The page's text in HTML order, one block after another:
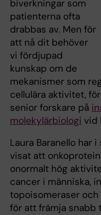
biverkningar som
patienterna ofta
drabbas av. Men för
att nå dit behöver
vi fördjupad
kunskap om de
mekanismer som
cellulära aktivitet,
senior forskare på
molekylärbiologi vid
Laura Baranello har
visat att
onormalt hög
cancer i människa,
topoisomeraser
för att främja snabb